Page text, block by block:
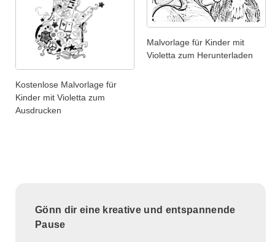
Kostenlose Malvorlage für
Kinder mit Violetta zum
Ausdrucken
Malvorlage für Kinder mit
Violetta zum Herunterladen
Gönn dir eine kreative und entspannende
Pause